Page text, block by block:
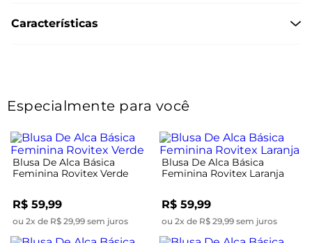
Características
Especialmente para você
Blusa De Alca Básica
Feminina Rovitex Verde
R$ 59,99
ou 2x de R$ 29,99 sem juros
Blusa De Alca Básica
Feminina Rovitex Laranja
R$ 59,99
ou 2x de R$ 29,99 sem juros